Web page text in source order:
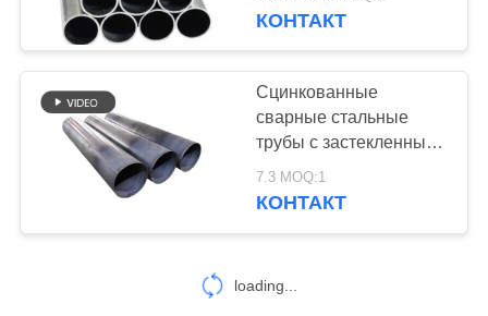
КОНТАКТ
Сцинкованные
сварные стальные
трубы с застекленными
концами для
индивидуальных
7.3 MOQ:1
КОНТАКТ
loading...